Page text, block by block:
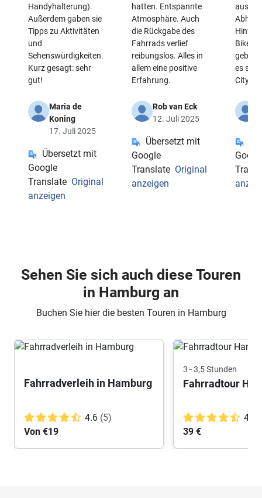
Handyhalterung).
Außerdem gaben sie
Tipps zu Aktivitäten
und
Sehenswürdigkeiten.
Kurz gesagt: sehr
gut!
Maria de
Koning
17. Juli 2025
Übersetzt mit
Google
Translate Original
anzeigen
hatten. Entspannte
Atmosphäre. Auch
die Rückgabe des
Fahrrads verlief
reibungslos. Alles in
allem eine positive
Erfahrung.
Rob van Eck
12. Juli 2025
Übersetzt mit
Google
Translate Original
anzeigen
Bikes
geben
es
City
Sehen Sie sich auch diese Touren
in Hamburg an
Buchen Sie hier die besten Touren in Hamburg
Fahrradverleih in Hamburg
4.6 (5)
Von €19
3 - 3,5 Stunden
4.7
39 €